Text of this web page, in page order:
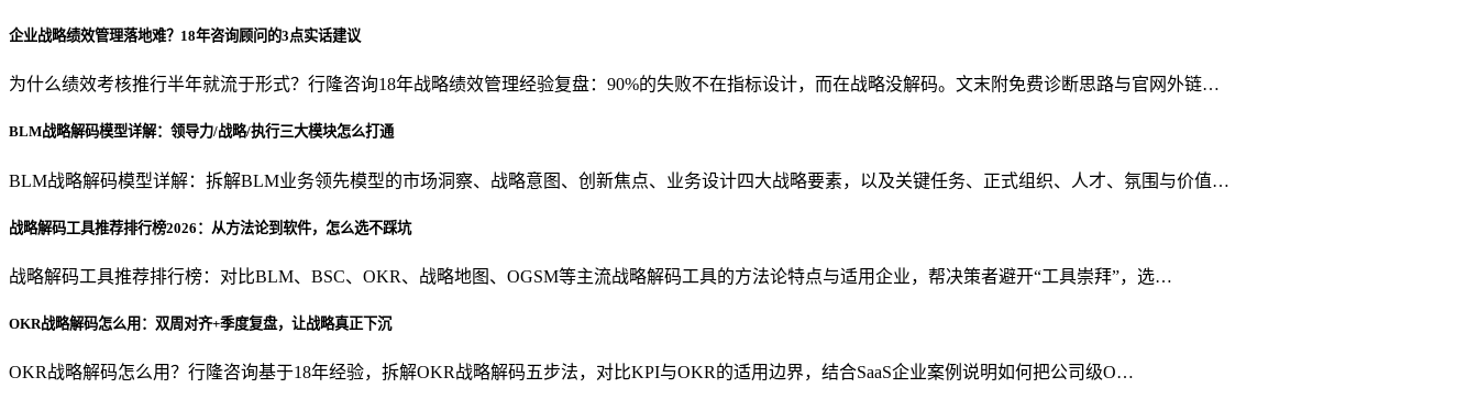
企业战略绩效管理落地难？18年咨询顾问的3点实话建议
为什么绩效考核推行半年就流于形式？行隆咨询18年战略绩效管理经验复盘：90%的失败不在指标设计，而在战略没解码。文末附免费诊断思路与官网外链…
BLM战略解码模型详解：领导力/战略/执行三大模块怎么打通
BLM战略解码模型详解：拆解BLM业务领先模型的市场洞察、战略意图、创新焦点、业务设计四大战略要素，以及关键任务、正式组织、人才、氛围与价值…
战略解码工具推荐排行榜2026：从方法论到软件，怎么选不踩坑
战略解码工具推荐排行榜：对比BLM、BSC、OKR、战略地图、OGSM等主流战略解码工具的方法论特点与适用企业，帮决策者避开“工具崇拜”，选…
OKR战略解码怎么用：双周对齐+季度复盘，让战略真正下沉
OKR战略解码怎么用？行隆咨询基于18年经验，拆解OKR战略解码五步法，对比KPI与OKR的适用边界，结合SaaS企业案例说明如何把公司级O…